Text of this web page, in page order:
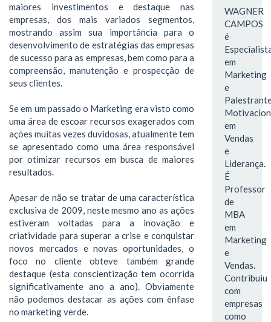
maiores investimentos e destaque nas
empresas, dos mais variados segmentos,
mostrando assim sua importância para o
desenvolvimento de estratégias das empresas
de sucesso para as empresas, bem como para a
compreensão, manutenção e prospecção de
seus clientes.
Se em um passado o Marketing era visto como
uma área de escoar recursos exagerados com
ações muitas vezes duvidosas, atualmente tem
se apresentado como uma área responsável
por otimizar recursos em busca de maiores
resultados.
Apesar de não se tratar de uma característica
exclusiva de 2009, neste mesmo ano as ações
estiveram voltadas para a inovação e
criatividade para superar a crise e conquistar
novos mercados e novas oportunidades, o
foco no cliente obteve também grande
destaque (esta conscientização tem ocorrida
significativamente ano a ano). Obviamente
não podemos destacar as ações com ênfase
no marketing verde.
WAGNER
CAMPOS
é
em
Marketing
e
em
Vendas
e
Liderança.
É
Professor
de
MBA
em
Marketing
e
Vendas.
Contribuiu
com
empresas
como